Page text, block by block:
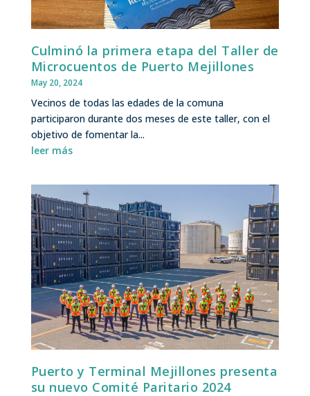
Culminó la primera etapa del Taller de
Microcuentos de Puerto Mejillones
May 20, 2024
Vecinos de todas las edades de la comuna
participaron durante dos meses de este taller, con el
objetivo de fomentar la...
leer más
Puerto y Terminal Mejillones presenta
su nuevo Comité Paritario 2024